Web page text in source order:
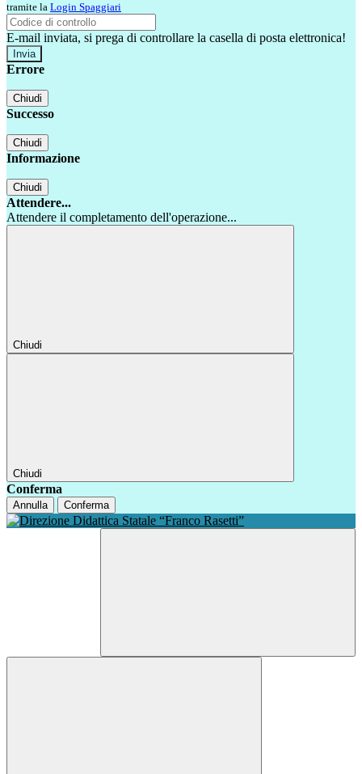
tramite la Login Spaggiari
E-mail inviata, si prega di controllare la casella di posta elettronica!
Errore
Chiudi
Successo
Chiudi
Informazione
Chiudi
Attendere...
Attendere il completamento dell'operazione...
Chiudi
Chiudi
Conferma
Annulla Conferma